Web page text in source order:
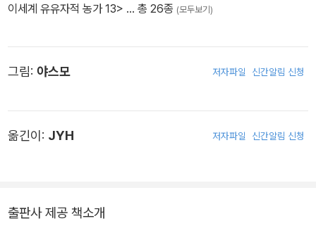
이세계 유유자적 농가 13> … 총 26종 (모두보기)
그림: 야스모 저자파일 신간알림 신청
옮긴이: JYH 저자파일 신간알림 신청
출판사 제공 책소개